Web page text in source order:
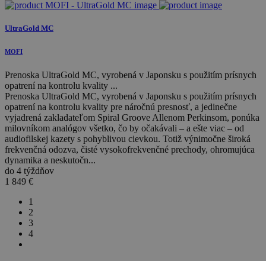
UltraGold MC
MOFI
Prenoska UltraGold MC, vyrobená v Japonsku s použitím prísnych
opatrení na kontrolu kvality ...
Prenoska UltraGold MC, vyrobená v Japonsku s použitím prísnych
opatrení na kontrolu kvality pre náročnú presnosť, a jedinečne
vyjadrená zakladateľom Spiral Groove Allenom Perkinsom, ponúka
milovníkom analógov všetko, čo by očakávali – a ešte viac – od
audiofilskej kazety s pohyblivou cievkou. Totiž výnimočne široká
frekvenčná odozva, čisté vysokofrekvenčné prechody, ohromujúca
dynamika a neskutočn...
do 4 týždňov
1 849 €
1
2
3
4